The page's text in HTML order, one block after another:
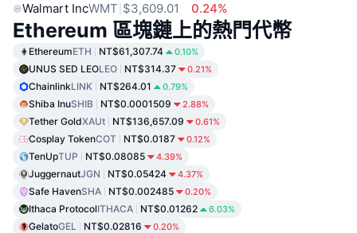
Walmart IncWMT $3,609.01 0.24%
Ethereum 區塊鏈上的熱門代幣
EthereumETH NT$61,307.74 0.10%
UNUS SED LEOLEO NT$314.37 0.21%
ChainlinkLINK NT$264.01 0.79%
Shiba InuSHIB NT$0.0001509 2.88%
Tether GoldXAUt NT$136,657.09 0.61%
Cosplay TokenCOT NT$0.0187 0.12%
TenUpTUP NT$0.08085 4.39%
JuggernautJGN NT$0.05424 4.37%
Safe HavenSHA NT$0.002485 0.20%
Ithaca ProtocolITHACA NT$0.01262 6.03%
GelatoGEL NT$0.02816 0.20%